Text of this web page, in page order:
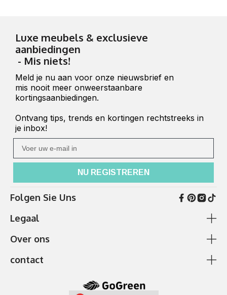
Luxe meubels & exclusieve
aanbiedingen
- Mis niets!
Meld je nu aan voor onze nieuwsbrief en
mis nooit meer onweerstaanbare
kortingsaanbiedingen.
Ontvang tips, trends en kortingen rechtstreeks in
je inbox!
NU REGISTREREN
Folgen Sie Uns
Legaal
Algemene voorwaarden en klantinformatie
Cookie beleid
Over ons
betaling en verzending
contact